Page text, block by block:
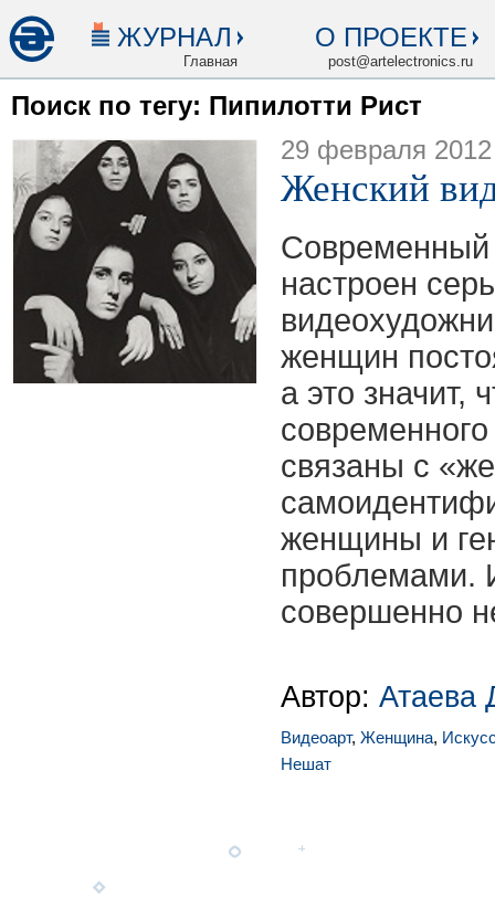
ЖУРНАЛ
Главная
О ПРОЕКТЕ
post@artelectronics.ru
Поиск по тегу: Пипилотти Рист
29 февраля 2012
Женский
Современный
настроен
женщин
а это значит,
современного
связаны с
женщины и
проблемами.
совершенно
Автор: Атаева
Видеоарт, Женщина,
Нешат